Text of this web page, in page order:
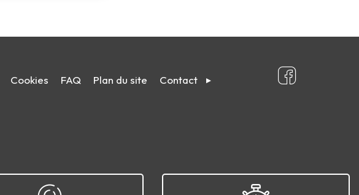
Cookies FAQ Plan du site Contact